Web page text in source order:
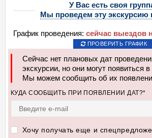
У Вас есть своя
Мы проведем эту экскурсию
График проведения: сейчас выездов
ПРОВЕРИТЬ ГРАФИК
Сейчас нет плановых дат
экскурсии, но они могут появиться
Мы можем сообщить об их
КУДА СООБЩИТЬ ПРИ ПОЯВЛЕНИИ ДАТ?*
Хочу получать еще и